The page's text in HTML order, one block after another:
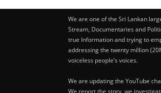
We are one of the Sri Lankan
Stream, Documentaries and
true Information and trying to
addressing the twenty million
voiceless people’s voices.
We are updating the YouTube